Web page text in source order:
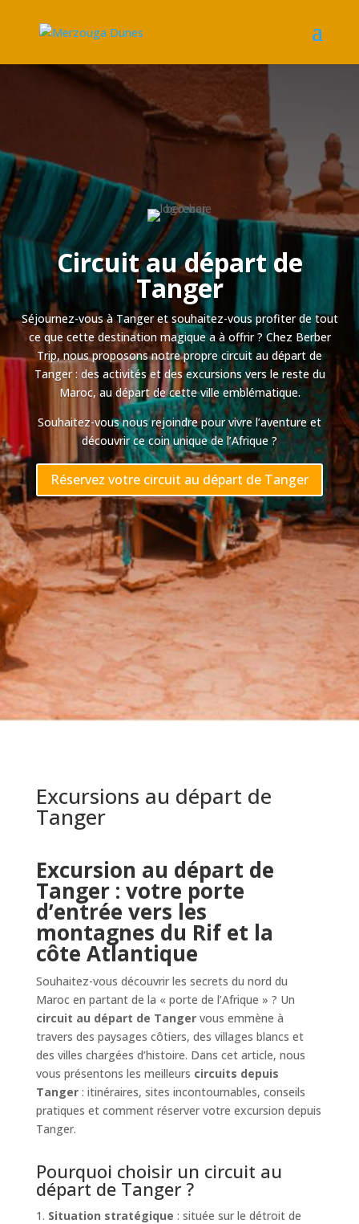
Circuit au départ de
Tanger
Séjournez-vous à Tanger et souhaitez-vous profiter de tout
ce que cette destination magique a à offrir ? Chez Berber
Trip, nous proposons notre propre circuit au départ de
Tanger : des activités et des excursions vers le reste du
Maroc, au départ de cette ville emblématique.
Souhaitez-vous nous rejoindre pour vivre l’aventure et
découvrir ce coin unique de l’Afrique ?
Réservez votre circuit au départ de Tanger
Excursions au départ de
Tanger
Excursion au départ de
Tanger : votre porte
d’entrée vers les
montagnes du Rif et la
côte Atlantique
Souhaitez-vous découvrir les secrets du nord du
Maroc en partant de la « porte de l’Afrique » ? Un
circuit au départ de Tangervous emmène à
travers des paysages côtiers, des villages blancs et
des villes chargées d’histoire. Dans cet article, nous
vous présentons les meilleurs circuits depuis
Tanger: itinéraires, sites incontournables, conseils
pratiques et comment réserver votre excursion depuis
Tanger.
Pourquoi choisir un circuit au
départ de Tanger ?
Situation stratégique : située sur le détroit de